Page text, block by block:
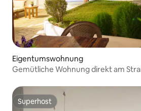
Eigentumswohnung
Gemütliche Wohnung direkt am
Superhost
Superhost